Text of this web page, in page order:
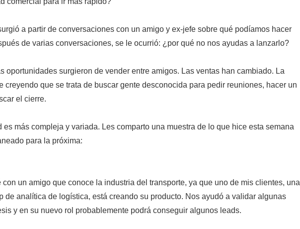
a partir de conversaciones con un amigo y ex-jefe sobre qué podíamos hacer
de varias conversaciones, se le ocurrió: ¿por qué no nos ayudas a lanzarlo?
oportunidades surgieron de vender entre amigos. Las ventas han cambiado. La
creyendo que se trata de buscar gente desconocida para pedir reuniones, hacer un
el cierre.
es más compleja y variada. Les comparto una muestra de lo que hice esta semana
para la próxima:
con un amigo que conoce la industria del transporte, ya que uno de mis clientes, una
de analítica de logística, está creando su producto. Nos ayudó a validar algunas
y en su nuevo rol probablemente podrá conseguir algunos leads.